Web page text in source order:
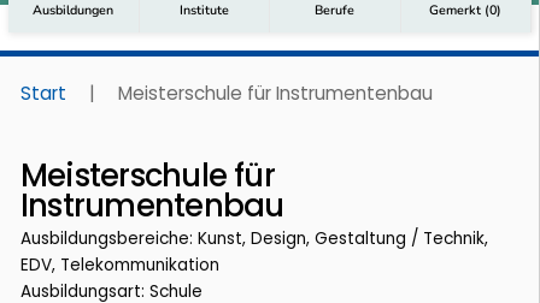
Ausbildungen Institute Berufe Gemerkt (0)
Start | Meisterschule für Instrumentenbau
Meisterschule für
Instrumentenbau
Ausbildungsbereiche: Kunst, Design, Gestaltung / Technik,
EDV, Telekommunikation
Ausbildungsart: Schule